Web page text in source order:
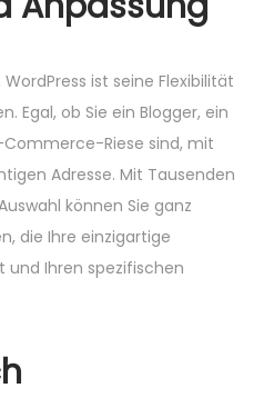
ist seine Flexibilität
Egal, ob Sie ein Blogger, ein
Riese sind, mit
Adresse. Mit Tausenden
können Sie ganz
die Ihre einzigartige
Ihren spezifischen